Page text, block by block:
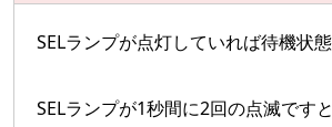
SELランプが点灯していれば待機状態
SELランプが1秒間に2回の点滅です